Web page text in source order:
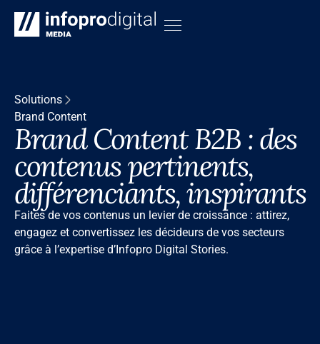
Solutions
Brand Content
Brand Content B2B : des
contenus pertinents,
différenciants, inspirants
Faites de vos contenus un levier de croissance : attirez,
engagez et convertissez les décideurs de vos secteurs
grâce à l’expertise d’Infopro Digital Stories.